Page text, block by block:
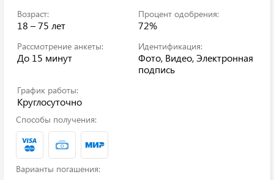
Возраст:
18 – 75 лет
Процент одобрения:
72%
Рассмотрение анкеты:
До 15 минут
Идентификация:
Фото, Видео, Электронная
подпись
График работы:
Круглосуточно
Способы получения:
Варианты погашения: